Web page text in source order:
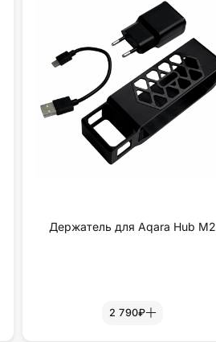
Держатель для Aqara Hub M2
2 790₽